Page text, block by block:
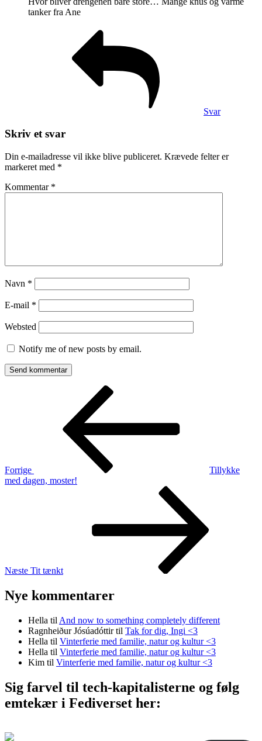
tanker fra Ane
Svar
Skriv et svar
Din e-mailadresse vil ikke blive publiceret. Krævede felter er
markeret med *
Kommentar *
Navn *
E-mail *
Websted
Notify me of new posts by email.
Indlægsnavigation
Forrige
Tillykke
med dagen, moster!
Næste Tit tænkt
Nye kommentarer
Hella til And now to something completely different
Ragnheiður Jósúadóttirtil Tak for dig, Ingi <3
Hella til Vinterferie med familie, natur og kultur <3
Hella til Vinterferie med familie, natur og kultur <3
Kim til Vinterferie med familie, natur og kultur <3
Sig farvel til tech-kapitalisterne og følg
emtekær i Fediverset her: